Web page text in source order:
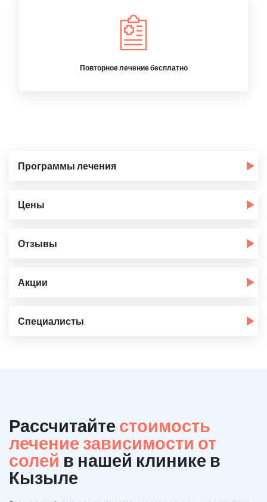
Повторное лечение бесплатно
Программы лечения
Цены
Отзывы
Акции
Специалисты
Рассчитайте стоимость
лечение зависимости от
солей в нашей клинике в
Кызыле